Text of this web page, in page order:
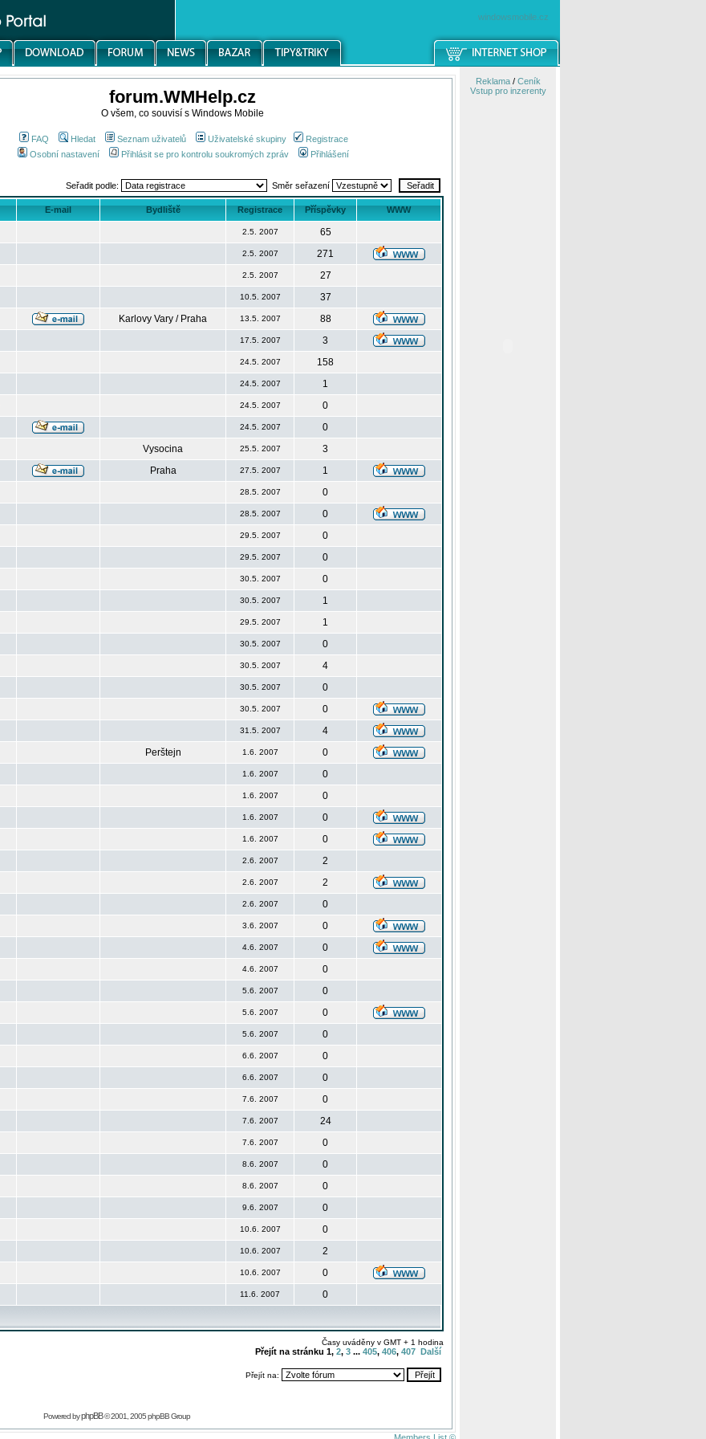
windowsmobile.cz
forum.WMHelp.cz
O všem, co souvisí s Windows Mobile
FAQ Hledat Seznam uživatelů Uživatelské skupiny
Registrace
Osobní nastavení
Přihlásit se pro kontrolu soukromých zpráv Přihlášení
Seřadit podle: Směr seřazení
E-mail Bydliště Registrace Příspěvky WWW
2.5. 2007
65
2.5. 2007
271
2.5. 2007
27
10.5. 2007
37
Karlovy Vary / Praha 13.5. 2007
88
17.5. 2007
3
24.5. 2007
158
24.5. 2007
1
24.5. 2007
0
24.5. 2007
0
Vysocina 25.5. 2007
3
Praha 27.5. 2007
1
28.5. 2007
0
28.5. 2007
0
29.5. 2007
0
29.5. 2007
0
30.5. 2007
0
30.5. 2007
1
29.5. 2007
1
30.5. 2007
0
30.5. 2007
4
30.5. 2007
0
30.5. 2007
0
31.5. 2007
4
Perštejn 1.6. 2007
0
1.6. 2007
0
1.6. 2007
0
1.6. 2007
0
1.6. 2007
0
2.6. 2007
2
2.6. 2007
2
2.6. 2007
0
3.6. 2007
0
4.6. 2007
0
4.6. 2007
0
5.6. 2007
0
5.6. 2007
0
5.6. 2007
0
6.6. 2007
0
6.6. 2007
0
7.6. 2007
0
7.6. 2007
24
7.6. 2007
0
8.6. 2007
0
8.6. 2007
0
9.6. 2007
0
10.6. 2007
0
10.6. 2007
2
10.6. 2007
0
11.6. 2007 0
Časy uváděny v GMT + 1 hodina
Přejít na stránku 1, 2, 3 ... 405, 406, 407 Další
Přejít na:
Powered byphpBB© 2001, 2005 phpBB Group
Reklama/ Ceník
Vstup pro inzerenty